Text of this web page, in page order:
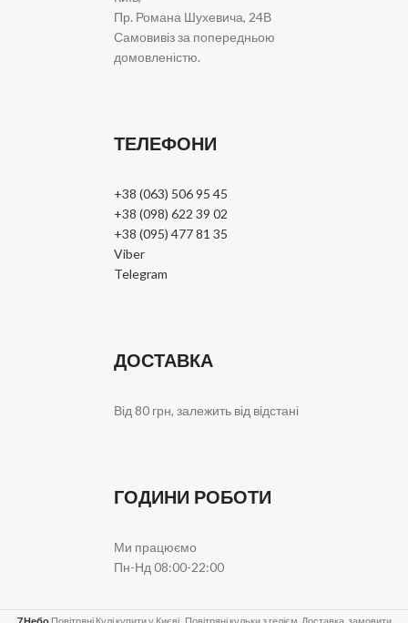
Пр. Романа Шухевича, 24В
Самовивіз за попередньою
домовленістю.
ТЕЛЕФОНИ
+38 (063) 506 95 45
+38 (098) 622 39 02
+38 (095) 477 81 35
Viber
Telegram
ДОСТАВКА
Від 80 грн, залежить від відстані
ГОДИНИ РОБОТИ
Ми працюємо
Пн-Нд 08:00-22:00
7 Небо Повітряні Кулі купити у Києві . Повітряні кульки з гелієм. Доставка, замовити